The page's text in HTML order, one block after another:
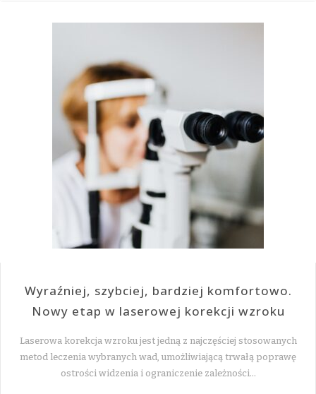
Wyraźniej, szybciej, bardziej komfortowo.
Nowy etap w laserowej korekcji wzroku
Laserowa korekcja wzroku jest jedną z najczęściej stosowanych
metod leczenia wybranych wad, umożliwiającą trwałą poprawę
ostrości widzenia i ograniczenie zależności…